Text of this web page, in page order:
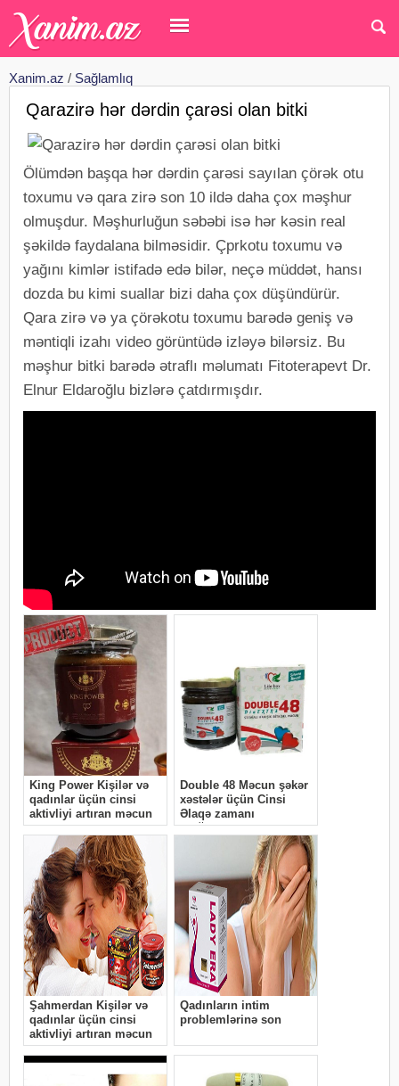
Xanim.az / Sağlamlıq
Qarazirə hər dərdin çarəsi olan bitki
Ölümdən başqa hər dərdin çarəsi sayılan çörək otu
toxumu və qara zirə son 10 ildə daha çox məşhur
olmuşdur. Məşhurluğun səbəbi isə hər kəsin real
şəkildə faydalana bilməsidir. Çprkotu toxumu və
yağını kimlər istifadə edə bilər, neçə müddət, hansı
dozda bu kimi suallar bizi daha çox düşündürür.
Qara zirə və ya çörəkotu toxumu barədə geniş və
məntiqli izahı video görüntüdə izləyə bilərsiz. Bu
məşhur bitki barədə ətraflı məlumatı Fitoterapevt Dr.
Elnur Eldaroğlu bizlərə çatdırmışdır.